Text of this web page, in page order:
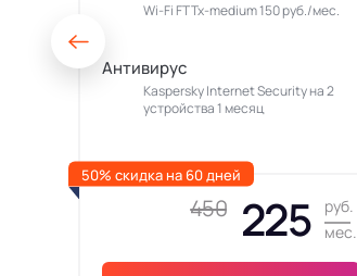
Wi-Fi FTTx-medium 150 руб./мес.
Антивирус
Kaspersky Internet Security на 2
устройства 1 месяц
450 225
руб.
мес.
50% скидка на 60 дней